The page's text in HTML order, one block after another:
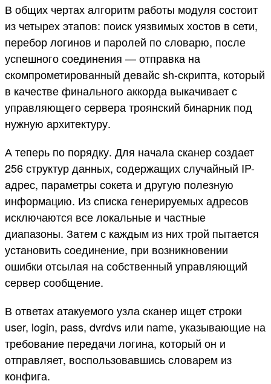
В общих чертах алгоритм работы модуля состоит
из четырех этапов: поиск уязвимых хостов в сети,
перебор логинов и паролей по словарю, после
успешного соединения — отправка на
скомпрометированный девайс sh-скрипта, который
в качестве финального аккорда выкачивает с
управляющего сервера троянский бинарник под
нужную архитектуру.
А теперь по порядку. Для начала сканер создает
256 структур данных, содержащих случайный IP-
адрес, параметры сокета и другую полезную
информацию. Из списка генерируемых адресов
исключаются все локальные и частные
диапазоны. Затем с каждым из них трой пытается
установить соединение, при возникновении
ошибки отсылая на собственный управляющий
сервер сообщение.
В ответах атакуемого узла сканер ищет строки
user, login, pass, dvrdvs или name, указывающие на
требование передачи логина, который он и
отправляет, воспользовавшись словарем из
конфига.